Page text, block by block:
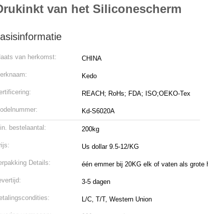
van het Siliconescherm
van herkomst: CHINA
Kedo
REACH; RoHs; FDA; ISO;OEKO-Tex
Kd-S6020A
bestelaantal: 200kg
Us dollar 9.5-12/KG
Details: één emmer bij 20KG elk of vaten als grote
3-5 dagen
L/C, T/T, Western Union